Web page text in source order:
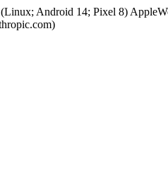
Android 14; Pixel 8)